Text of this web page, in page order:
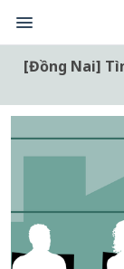
[Đồng Nai]